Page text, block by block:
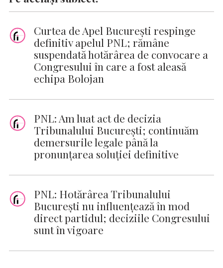
Curtea de Apel București respinge
definitiv apelul PNL; rămâne
suspendată hotărârea de convocare a
Congresului în care a fost aleasă
echipa Bolojan
PNL: Am luat act de decizia
Tribunalului Bucureşti; continuăm
demersurile legale până la
pronunţarea soluţiei definitive
PNL: Hotărârea Tribunalului
Bucureşti nu influenţează în mod
direct partidul; deciziile Congresului
sunt în vigoare